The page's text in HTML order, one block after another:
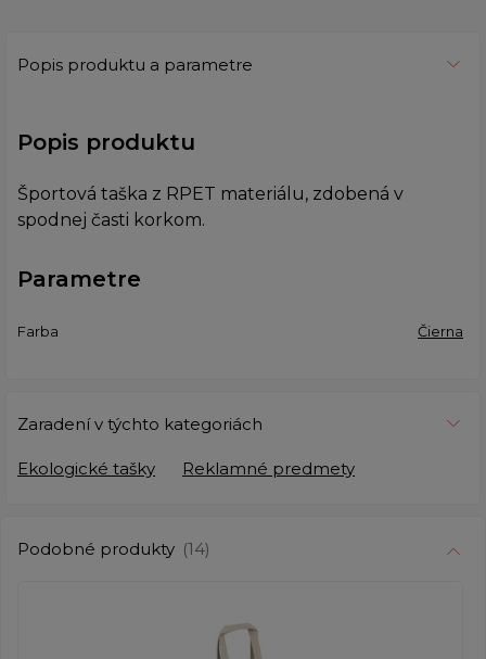
Popis produktu a parametre
Popis produktu
Športová taška z RPET materiálu, zdobená v
spodnej časti korkom.
Parametre
Farba Čierna
Zaradení v týchto kategoriách
Ekologické tašky Reklamné predmety
Podobné produkty (14)